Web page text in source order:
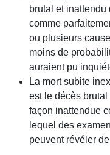
brutal et
comme
ou plusieurs
moins de
auraient pu
La mort subite
est le décès
façon inattendue
lequel des
peuvent révéler